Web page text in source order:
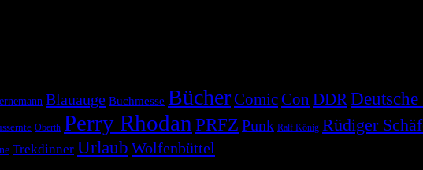
Blauauge Buchmesse BücherComicCon DDR Deutsche
Oberth Perry Rhodan PRFZ Punk Ralf König Rüdiger
Trekdinner Urlaub Wolfenbüttel